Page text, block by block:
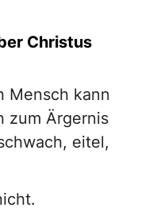
Christus
Mensch kann
zum Ärgernis
eitel,